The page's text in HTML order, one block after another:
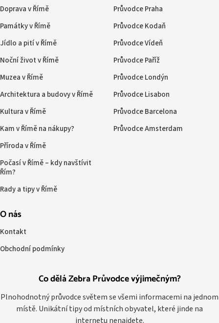
Co dělá Zebra Průvodce výjimečným?
Plnohodnotný průvodce světem se všemi informacemi na jednom
místě. Unikátní tipy od místních obyvatel, které jinde na
internetu nenajdete.
Doprava v Římě
Památky v Římě
Jídlo a pití v Římě
Noční život v Římě
Muzea v Římě
Architektura a budovy v Římě
Kultura v Římě
Kam v Římě na nákupy?
Příroda v Římě
Počasí v Římě – kdy navštívit
Řím?
Rady a tipy v Římě
Průvodce Praha
Průvodce Kodaň
Průvodce Vídeň
Průvodce Paříž
Průvodce Londýn
Průvodce Lisabon
Průvodce Barcelona
Průvodce Amsterdam
O nás
Kontakt
Obchodní podmínky